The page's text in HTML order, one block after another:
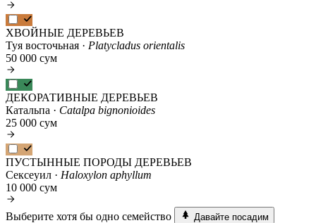
ХВОЙНЫЕ ДЕРЕВЬЕВ
Туя восточьная · Platycladus orientalis
50 000 сум
ДЕКОРАТИВНЫЕ ДЕРЕВЬЕВ
Катальпа · Catalpa bignonioides
25 000 сум
ПУСТЫННЫЕ ПОРОДЫ ДЕРЕВЬЕВ
Сексеуил · Haloxylon aphyllum
10 000 сум
Выберите хотя бы одно семейство Давайте посадим